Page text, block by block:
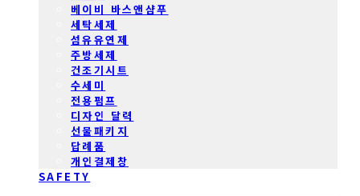
베이비 바스앤샴푸
세탁세제
섬유유연제
주방세제
건조기시트
수세미
전용펌프
디자인 달력
선물패키지
답례품
개인결제창
SAFETY